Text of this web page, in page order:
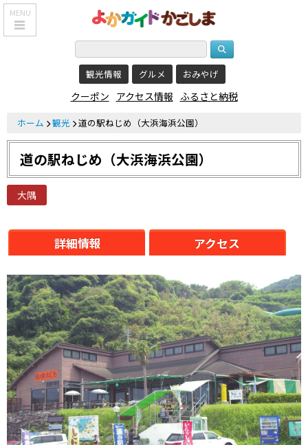
MENU
鹿児島基本情報
食べる・飲む
温泉
レジャー&
リラクゼーション
クーポン
初めてご利用の方
クーポンご利用について
観光情報 グルメ おみやげ
クーポン アクセス情報 ふるさと納税
ホーム 観光 道の駅ねじめ（大浜海浜公園）
道の駅ねじめ（大浜海浜公園）
大隅
詳細情報 アクセス